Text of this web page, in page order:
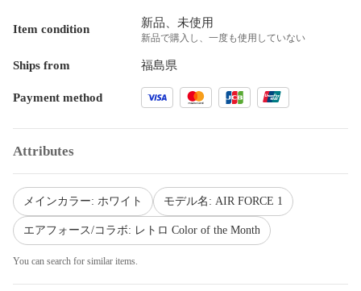
Item condition 新品、未使用
新品で購入し、一度も使用していない
Ships from 福島県
Payment method
Attributes
メインカラー: ホワイト モデル名: AIR FORCE 1
エアフォース/コラボ: レトロ Color of the Month
You can search for similar items.